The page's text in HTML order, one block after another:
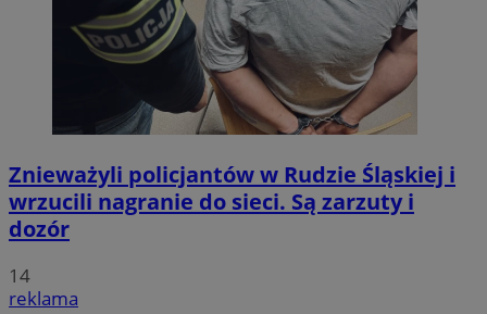
Znieważyli policjantów w Rudzie Śląskiej i
wrzucili nagranie do sieci. Są zarzuty i
dozór
14
reklama